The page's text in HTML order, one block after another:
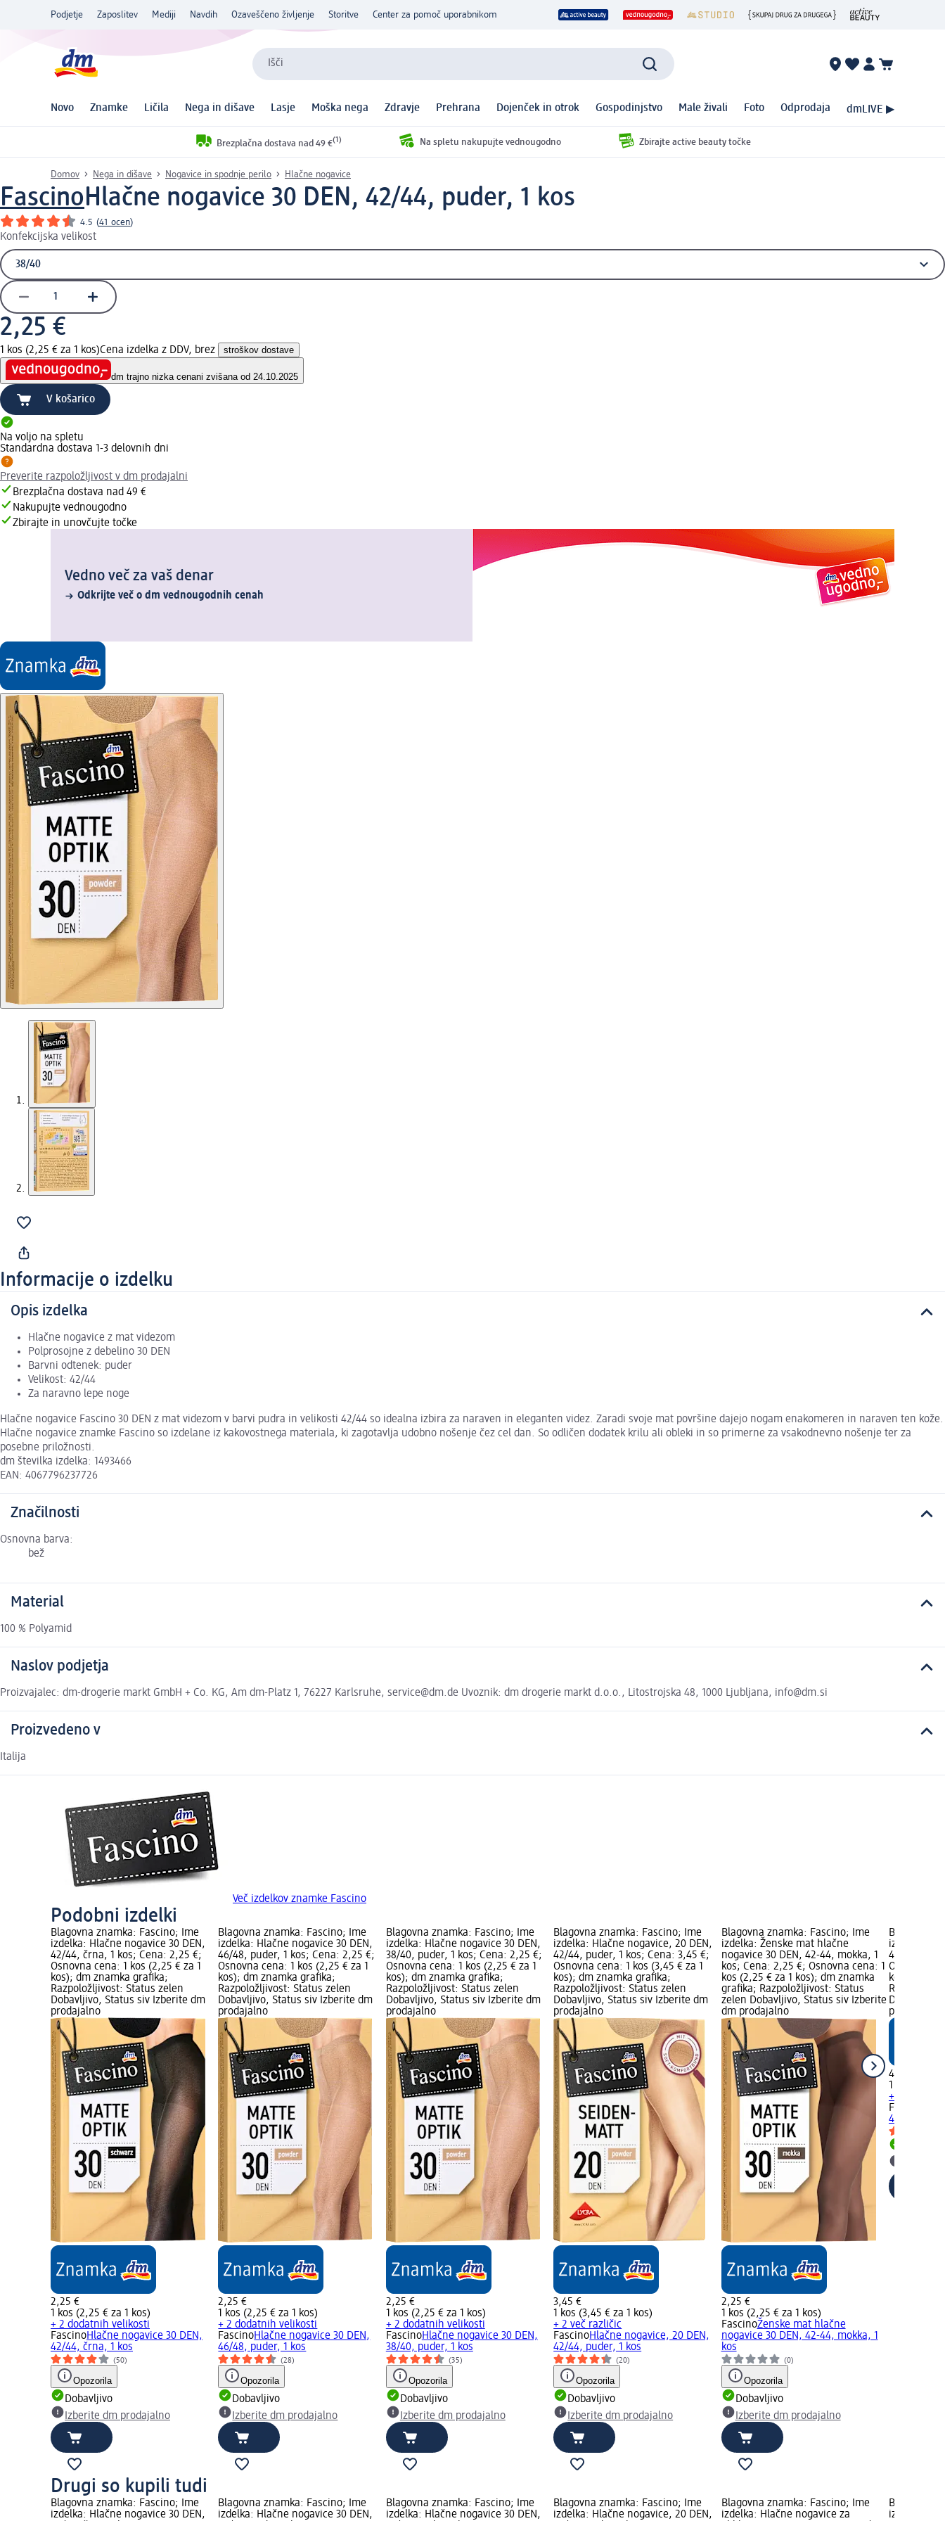
Podjetje Zaposlitev Mediji Navdih Ozaveščeno življenje Storitve Center za pomoč uporabnikom
Išči
Novo Znamke Ličila Nega in dišave Lasje Moška nega Zdravje Prehrana Dojenček in otrok Gospodinjstvo Male živali Foto Odprodaja dmLIVE ▶
Brezplačna dostava nad 49 €(1) Na spletu nakupujte vednougodno Zbirajte active beauty točke
Domov Nega in dišave Nogavice in spodnje perilo Hlačne nogavice
FascinoHlačne nogavice 30 DEN, 42/44, puder, 1 kos
4.5 (41 ocen)
Konfekcijska velikost
2,25 €
1 kos (2,25 € za 1 kos)Cena izdelka z DDV, brez stroškov dostave
dm trajno nizka cenani zvišana od 24.10.2025
V košarico
Na voljo na spletu
Standardna dostava 1-3 delovnih dni
Preverite razpoložljivost v dm prodajalni
Brezplačna dostava nad 49 €
Nakupujte vednougodno
Zbirajte in unovčujte točke
Vedno več za vaš denar
Odkrijte več o dm vednougodnih cenah
Informacije o izdelku
Opis izdelka
Hlačne nogavice z mat videzom
Polprosojne z debelino 30 DEN
Barvni odtenek: puder
Velikost: 42/44
Za naravno lepe noge
Hlačne nogavice Fascino 30 DEN z mat videzom v barvi pudra in velikosti 42/44 so idealna izbira za naraven in eleganten videz. Zaradi svoje mat površine dajejo nogam enakomeren in naraven ten kože.
Hlačne nogavice znamke Fascino so izdelane iz kakovostnega materiala, ki zagotavlja udobno nošenje čez cel dan. So odličen dodatek krilu ali obleki in so primerne za vsakodnevno nošenje ter za
posebne priložnosti.
dm številka izdelka: 1493466
EAN: 4067796237726
Značilnosti
Osnovna barva:
bež
Material
100 % Polyamid
Naslov podjetja
Proizvajalec: dm-drogerie markt GmbH + Co. KG, Am dm-Platz 1, 76227 Karlsruhe, service@dm.de Uvoznik: dm drogerie markt d.o.o., Litostrojska 48, 1000 Ljubljana, info@dm.si
Proizvedeno v
Italija
Več izdelkov znamke Fascino
Podobni izdelki
Blagovna znamka: Fascino; Ime
izdelka: Hlačne nogavice 30 DEN,
42/44, črna, 1 kos; Cena: 2,25 €;
Osnovna cena: 1 kos (2,25 € za 1
kos); dm znamka grafika;
Razpoložljivost: Status zelen
Dobavljivo, Status siv Izberite dm
prodajalno
2,25 €
1 kos (2,25 € za 1 kos)
+ 2 dodatnih velikosti
FascinoHlačne nogavice 30 DEN,
42/44, črna, 1 kos
(50)
Opozorila
Dobavljivo
Izberite dm prodajalno
Blagovna znamka: Fascino; Ime
izdelka: Hlačne nogavice 30 DEN,
46/48, puder, 1 kos; Cena: 2,25 €;
Osnovna cena: 1 kos (2,25 € za 1
kos); dm znamka grafika;
Razpoložljivost: Status zelen
Dobavljivo, Status siv Izberite dm
prodajalno
2,25 €
1 kos (2,25 € za 1 kos)
+ 2 dodatnih velikosti
FascinoHlačne nogavice 30 DEN,
46/48, puder, 1 kos
(28)
Opozorila
Dobavljivo
Izberite dm prodajalno
Blagovna znamka: Fascino; Ime
izdelka: Hlačne nogavice 30 DEN,
38/40, puder, 1 kos; Cena: 2,25 €;
Osnovna cena: 1 kos (2,25 € za 1
kos); dm znamka grafika;
Razpoložljivost: Status zelen
Dobavljivo, Status siv Izberite dm
prodajalno
2,25 €
1 kos (2,25 € za 1 kos)
+ 2 dodatnih velikosti
FascinoHlačne nogavice 30 DEN,
38/40, puder, 1 kos
(35)
Opozorila
Dobavljivo
Izberite dm prodajalno
Blagovna znamka: Fascino; Ime
izdelka: Hlačne nogavice, 20 DEN,
42/44, puder, 1 kos; Cena: 3,45 €;
Osnovna cena: 1 kos (3,45 € za 1
kos); dm znamka grafika;
Razpoložljivost: Status zelen
Dobavljivo, Status siv Izberite dm
prodajalno
3,45 €
1 kos (3,45 € za 1 kos)
+ 2 več različic
FascinoHlačne nogavice, 20 DEN,
42/44, puder, 1 kos
(20)
Opozorila
Dobavljivo
Izberite dm prodajalno
Blagovna znamka: Fascino; Ime
izdelka: Ženske mat hlačne
nogavice 30 DEN, 42-44, mokka, 1
kos; Cena: 2,25 €; Osnovna cena: 1
kos (2,25 € za 1 kos); dm znamka
grafika; Razpoložljivost: Status
zelen Dobavljivo, Status siv Izberite
dm prodajalno
2,25 €
1 kos (2,25 € za 1 kos)
FascinoŽenske mat hlačne
nogavice 30 DEN, 42-44, mokka, 1
kos
(0)
Opozorila
Dobavljivo
Izberite dm prodajalno
Blagovna
izdelka:
42/44,
Osnovna
kos); dm
Dobavljivo,
prodajalno
4,95 €
1 kos (4,95
+ 2 več
Fascino
42/44,
Drugi so kupili tudi
Blagovna znamka: Fascino; Ime
izdelka: Hlačne nogavice 30 DEN,
Blagovna znamka: Fascino; Ime
izdelka: Hlačne nogavice 30 DEN,
Blagovna znamka: Fascino; Ime
izdelka: Hlačne nogavice 30 DEN,
Blagovna znamka: Fascino; Ime
izdelka: Hlačne nogavice, 20 DEN,
Blagovna znamka: Fascino; Ime
izdelka: Hlačne nogavice za
Blagovna
izdelka: